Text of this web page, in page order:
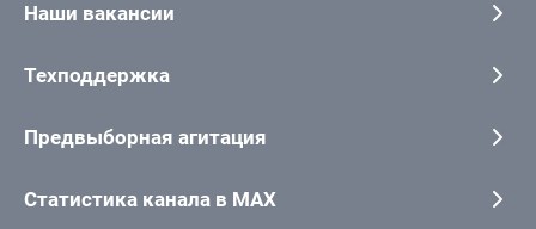
Наши вакансии
Техподдержка
Предвыборная агитация
Статистика канала в MAX